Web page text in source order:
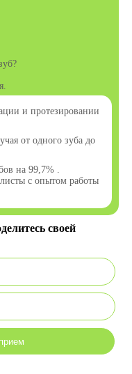
и протезировании
от одного зуба до
на 99,7% .
с опытом работы
своей